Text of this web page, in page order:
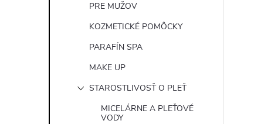
PRE MUŽOV
KOZMETICKÉ POMÔCKY
PARAFÍN SPA
MAKE UP
STAROSTLIVOSŤ O PLEŤ
MICELÁRNE A PLEŤOVÉ
VODY